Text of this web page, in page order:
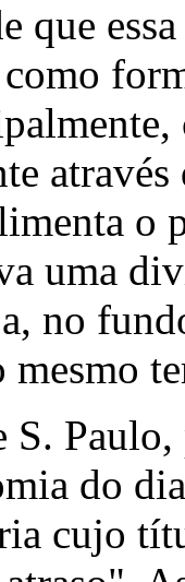
que
o
uma
no
mesmo
S.
do
cujo